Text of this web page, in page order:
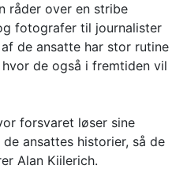
råder over en stribe
fotografer til journalister
de ansatte har stor rutine
de også i fremtiden vil
forsvaret løser sine
ansattes historier, så de
Alan Kiilerich.